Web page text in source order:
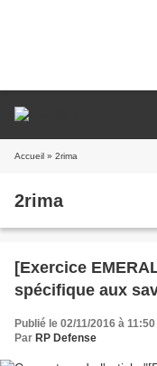
Accueil » 2rima
2rima
[Exercice
spécifique aux
Publié le 02/11/2016 à 11:50
Par RP Defense